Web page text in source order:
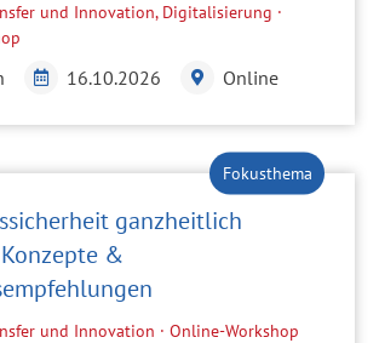
und Innovation, Digitalisierung ·
16.10.2026 Online
ganzheitlich
&
und Innovation · Online-Workshop